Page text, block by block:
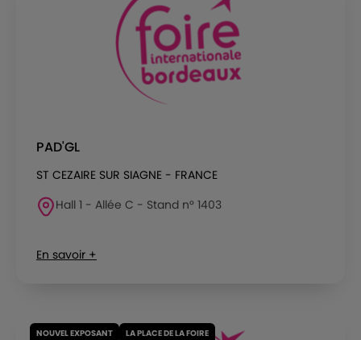
PAD'GL
ST CEZAIRE SUR SIAGNE - FRANCE
Hall 1 - Allée C - Stand n° 1403
En savoir +
NOUVEL EXPOSANT LA PLACE DE LA FOIRE